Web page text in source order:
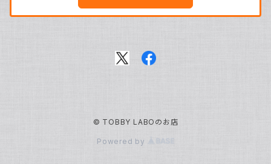
© TOBBY LABOのお店
Powered by